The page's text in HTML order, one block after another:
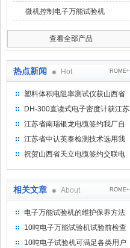
微机控制电子万能试验机
查看全部产品
热点新闻 Hot ROME+
塑料体积电阻率测试仪获山西省
水利机械厂选用
DH-300直读式电子密度计获江苏
省苏州市安信塑业选用
江苏省南瑞银龙电缆签约我厂自
然换气老化箱等电缆检测设备
江苏省中认英泰检测技术选用我
厂自然换气老化试验箱
祝贺山西省天立电缆签约交联电
相关文章 About ROME+
电子万能试验机的维护保养方法
10吨电子万能试验机试验前检查
工作有哪些？
10吨电子试验机可满足各类用户